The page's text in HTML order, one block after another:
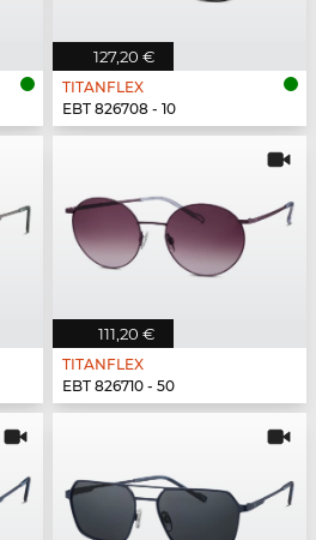
127,20 €
TITANFLEX
EBT 826708 - 10
111,20 €
TITANFLEX
EBT 826710 - 50